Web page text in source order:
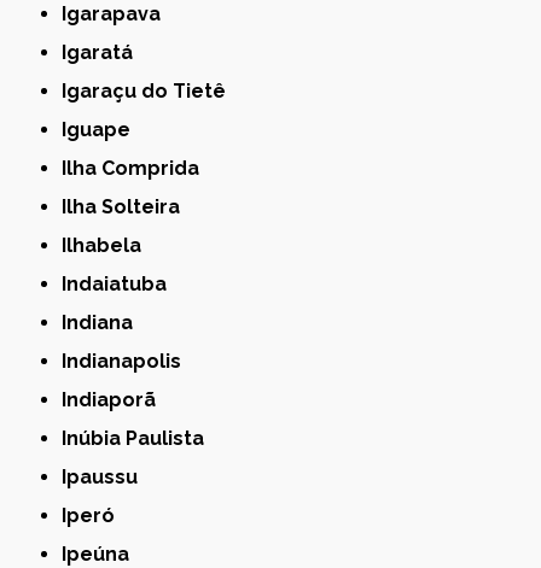
Igarapava
Igaratá
Igaraçu do Tietê
Iguape
Ilha Comprida
Ilha Solteira
Ilhabela
Indaiatuba
Indiana
Indianapolis
Indiaporã
Inúbia Paulista
Ipaussu
Iperó
Ipeúna